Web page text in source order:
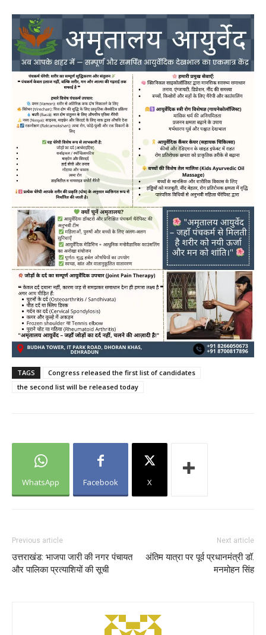
TAGS
Congress released the first list of candidates
the second list will be released today
WhatsApp Facebook X
Previous article
उत्तराखंड: भाजपा जारी की नगर पंचायत
और पालिका प्रत्याशियों की सूची
Next article
अंतिम यात्रा पर पूर्व प्रधानमंत्री डॉ.
मनमोहन सिंह